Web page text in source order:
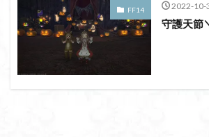
FF14 2022-10-
守護天節